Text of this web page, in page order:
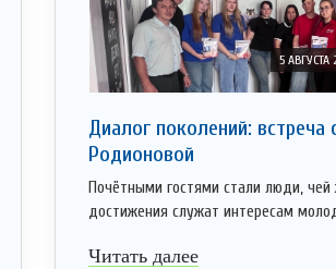
5 АВГУСТА
Диалог поколений: встреча
Родионовой
Почётными гостями стали люди,
достижения служат интересам
Читать далее